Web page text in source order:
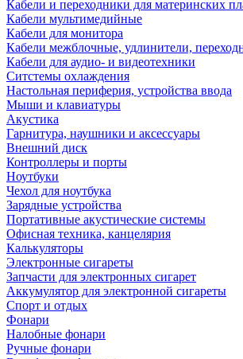
Кабели и переходники для материнских
Кабели мультимедийные
Кабели для монитора
Кабели межблочные, удлинители,
Кабели для аудио- и видеотехники
Ситстемы охлаждения
Настольная периферия, устройства ввода
Мыши и клавиатуры
Акустика
Гарнитура, наушники и аксессуары
Внешний диск
Контроллеры и порты
Ноутбуки
Чехол для ноутбука
Зарядные устройства
Портативные акустические системы
Офисная техника, канцелярия
Калькуляторы
Электронные сигареты
Запчасти для электронных сигарет
Аккумулятор для электронной сигареты
Спорт и отдых
Фонари
Налобные фонари
Ручные фонари